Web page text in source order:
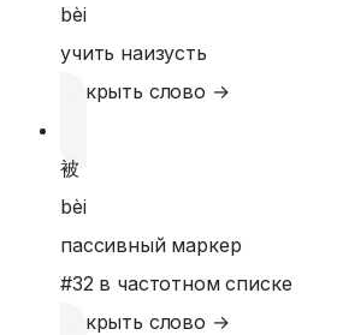
bèi
учить наизусть
Открыть слово →
被
bèi
пассивный маркер
#32 в частотном списке
Открыть слово →